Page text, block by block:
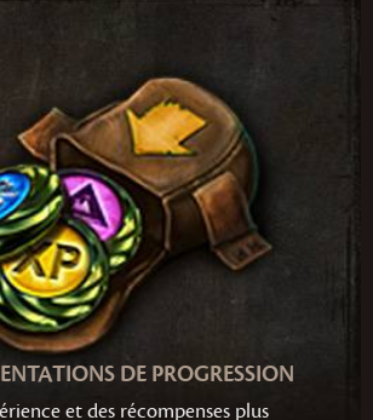
DE PROGRESSION
et des récompenses plus